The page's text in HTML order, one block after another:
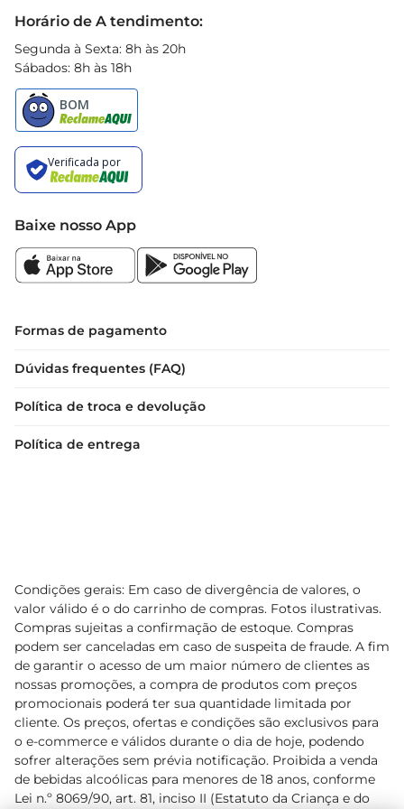
Horário de A tendimento:
Segunda à Sexta: 8h às 20h
Sábados: 8h às 18h
Baixe nosso App
Formas de pagamento
Dúvidas frequentes (FAQ)
Política de troca e devolução
Política de entrega
Condições gerais: Em caso de divergência de valores, o
valor válido é o do carrinho de compras. Fotos ilustrativas.
Compras sujeitas a confirmação de estoque. Compras
podem ser canceladas em caso de suspeita de fraude. A fim
de garantir o acesso de um maior número de clientes as
nossas promoções, a compra de produtos com preços
promocionais poderá ter sua quantidade limitada por
cliente. Os preços, ofertas e condições são exclusivos para
o e-commerce e válidos durante o dia de hoje, podendo
sofrer alterações sem prévia notificação. Proibida a venda
de bebidas alcoólicas para menores de 18 anos, conforme
Lei n.º 8069/90, art. 81, inciso II (Estatuto da Criança e do